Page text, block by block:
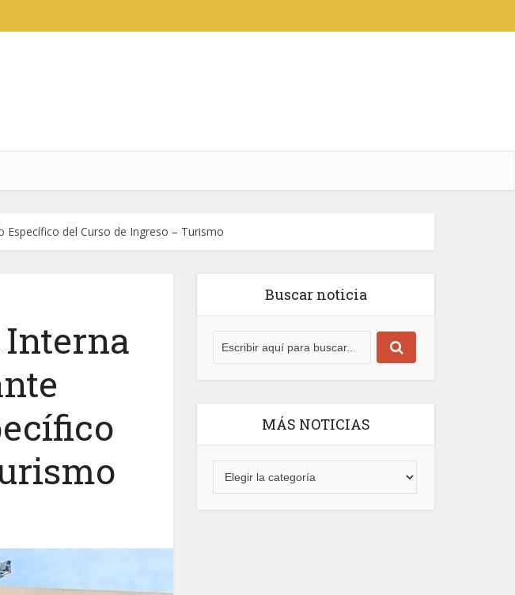
del Curso de Ingreso – Turismo
Interna
Buscar noticia
MÁS NOTICIAS